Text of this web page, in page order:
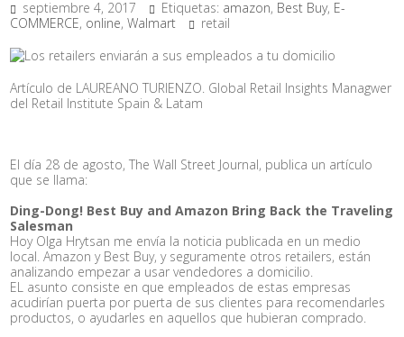
septiembre 4, 2017 Etiquetas: amazon, Best Buy, E-
COMMERCE, online,Walmart retail
Artículo de LAUREANO TURIENZO. Global Retail Insights Managwer
del Retail Institute Spain & Latam
El día 28 de agosto, The Wall Street Journal, publica un artículo
que se llama:
Ding-Dong! Best Buy and Amazon Bring Back the Traveling
Salesman
Hoy Olga Hrytsan me envía la noticia publicada en un medio
local. Amazon y Best Buy, y seguramente otros retailers, están
analizando empezar a usar vendedores a domicilio.
EL asunto consiste en que empleados de estas empresas
acudirían puerta por puerta de sus clientes para recomendarles
productos, o ayudarles en aquellos que hubieran comprado.